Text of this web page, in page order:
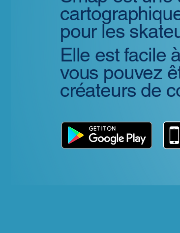
pour les
Elle est facile
vous pouvez
créateurs de